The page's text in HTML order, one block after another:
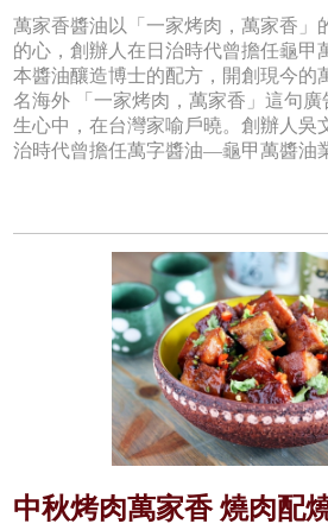
萬家香醬油以「一家烤肉，萬家香」
的心，創辦人在日治時代曾擔任龜甲
本醬油釀造博士的配方，開創現今的
名海外 「一家烤肉，萬家香」這句廣
生心中，在台灣家喻戶曉。創辦人吳
治時代曾擔任萬字醬油—龜甲萬醬油
中秋烤肉萬家香 燒肉配